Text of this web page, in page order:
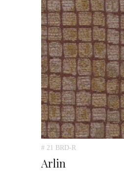
# 21 BRD-R
Arlin